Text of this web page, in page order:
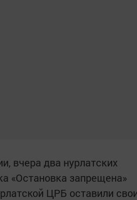
вчера два нурлатских
«Остановка запрещена»
ЦРБ оставили